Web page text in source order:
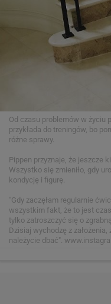
Od czasu problemów w życiu
przykłada do treningów, bo
różne sprawy.
Pippen przyznaje, że jeszcze
Wszystko się zmieniło, gdy
kondycję i figurę.
"Gdy zaczęłam regularnie
wszystkim fakt, że to jest
tylko zatroszczyć się o
Dzisiaj wychodzę z
należycie dbać".